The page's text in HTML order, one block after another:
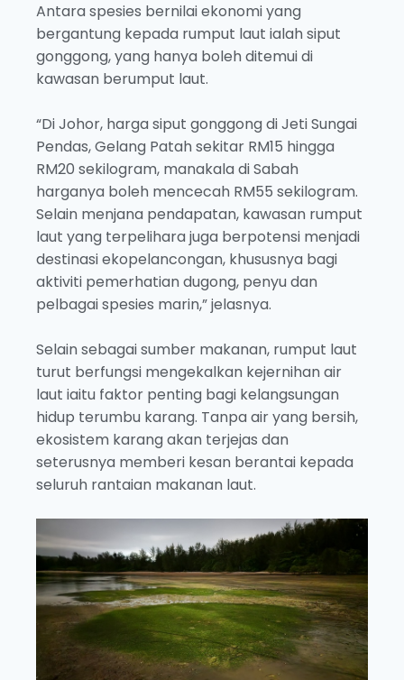
Antara spesies bernilai ekonomi yang
bergantung kepada rumput laut ialah siput
gonggong, yang hanya boleh ditemui di
kawasan berumput laut.
“Di Johor, harga siput gonggong di Jeti Sungai
Pendas, Gelang Patah sekitar RM15 hingga
RM20 sekilogram, manakala di Sabah
harganya boleh mencecah RM55 sekilogram.
Selain menjana pendapatan, kawasan rumput
laut yang terpelihara juga berpotensi menjadi
destinasi ekopelancongan, khususnya bagi
aktiviti pemerhatian dugong, penyu dan
pelbagai spesies marin,” jelasnya.
Selain sebagai sumber makanan, rumput laut
turut berfungsi mengekalkan kejernihan air
laut iaitu faktor penting bagi kelangsungan
hidup terumbu karang. Tanpa air yang bersih,
ekosistem karang akan terjejas dan
seterusnya memberi kesan berantai kepada
seluruh rantaian makanan laut.